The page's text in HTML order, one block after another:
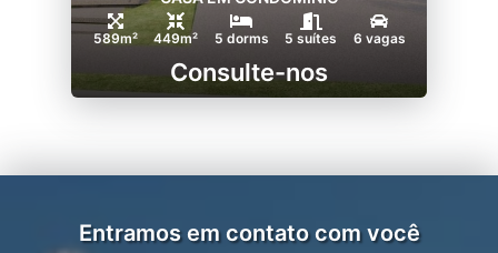
589m² 449m² 5 dorms 5 suítes 6 vagas
Consulte-nos
Entramos em contato com você